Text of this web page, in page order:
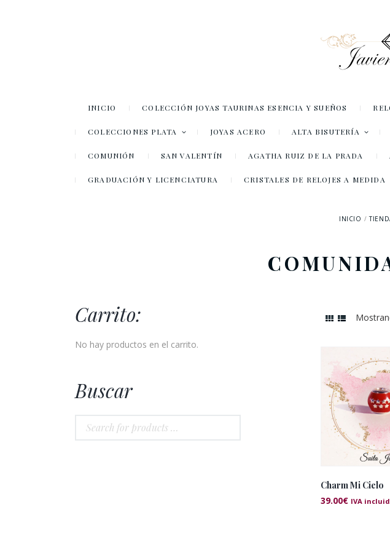
INICIO COLECCIÓN JOYAS TAURINAS ESENCIA Y SUEÑOS
COLECCIONES PLATA JOYAS ACERO ALTA BISUTERÍA
COMUNIÓN SAN VALENTÍN AGATHA RUIZ DE LA PRADA
GRADUACIÓN Y LICENCIATURA CRISTALES DE RELOJES A MEDIDA
INICIO
Charm Mi Cielo
39.00€ IVA
Carrito:
No hay productos en el carrito.
Buscar